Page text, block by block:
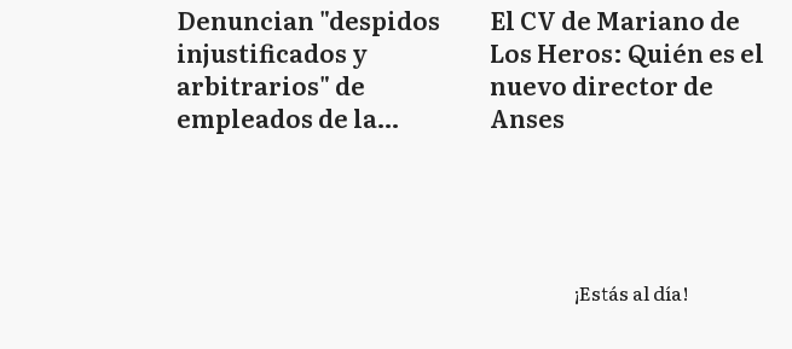
Denuncian "despidos
injustificados y
arbitrarios" de
empleados de la
El CV de Mariano de
Los Heros: Quién es el
nuevo director de
Anses
¡Estás al día!